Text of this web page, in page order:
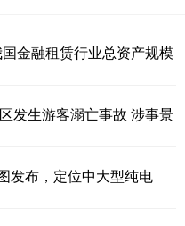
金融租赁行业总资产规模
发生游客溺亡事故 涉事景
发布，定位中大型纯电